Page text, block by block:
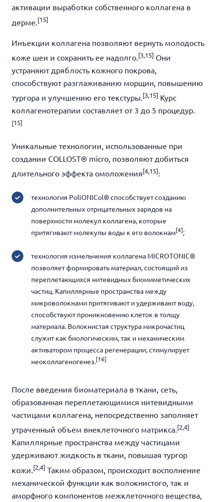
активации выработки собственного коллагена в
дерме.[15]
Инъекции коллагена позволяют вернуть молодость
коже шеи и сохранить ее надолго. [3,15] Они
устраняют дряблость кожного покрова,
способствуют разглаживанию морщин, повышению
тургора и улучшению его текстуры. [3,15] Курс
коллагенотерапии составляет от 3 до 5 процедур.
[15]
Уникальные технологии, использованные при
создании COLLOST® micro, позволяют добиться
длительного эффекта омоложения [4,15] :
технология PoliONICol®способствует созданию
дополнительных отрицательных зарядов на
поверхности молекул коллагена, которые
притягивают молекулы воды к его волокнам[4] ;
технология измельчения коллагена MICROTONIC®
позволяет формировать материал, состоящий из
переплетающихся нитевидных биомиметических
частиц. Капиллярные пространства между
микроволокнами притягивают и удерживают воду,
способствуют проникновению клеток в толщу
материала. Волокнистая структура микрочастиц
служит как биологическим, так и механическим
активатором процесса регенерации, стимулирует
неоколлагеногенез.[16]
После введения биоматериала в ткани, сеть,
образованная переплетающимися нитевидными
частицами коллагена, непосредственно заполняет
утраченный объем внеклеточного матрикса. [2,4]
Капиллярные пространства между частицами
удерживают жидкость в ткани, повышая тургор
кожи.[2,4] Таким образом, происходит восполнение
механической функции как волокнистого, так и
аморфного компонентов межклеточного вещества,